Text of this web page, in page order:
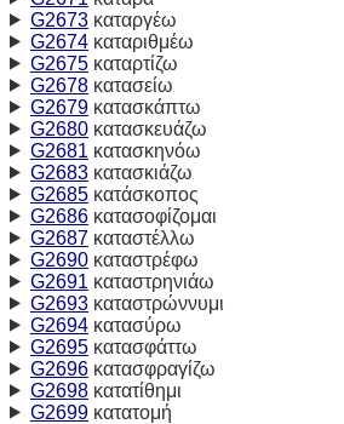
G2673καταργέω
G2674καταριθμέω
G2675καταρτίζω
G2678κατασείω
G2679κατασκάπτω
G2680κατασκευάζω
G2681 κατασκηνόω
G2683κατασκιάζω
G2685κατάσκοπος
G2686κατασοφίζομαι
G2687καταστέλλω
G2690καταστρέφω
G2691 καταστρηνιάω
G2693καταστρώννυμι
G2694κατασύρω
G2695κατασφάττω
G2696κατασφραγίζω
G2698κατατίθημι
G2699κατατομή